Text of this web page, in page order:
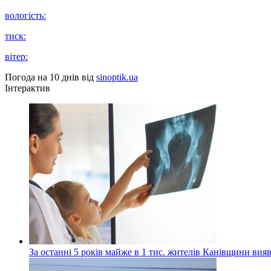
вологість:
тиск:
вітер:
Погода на 10 днів від sinoptik.ua
Інтерактив
За останні 5 років майже в 1 тис. жителів Канівщини